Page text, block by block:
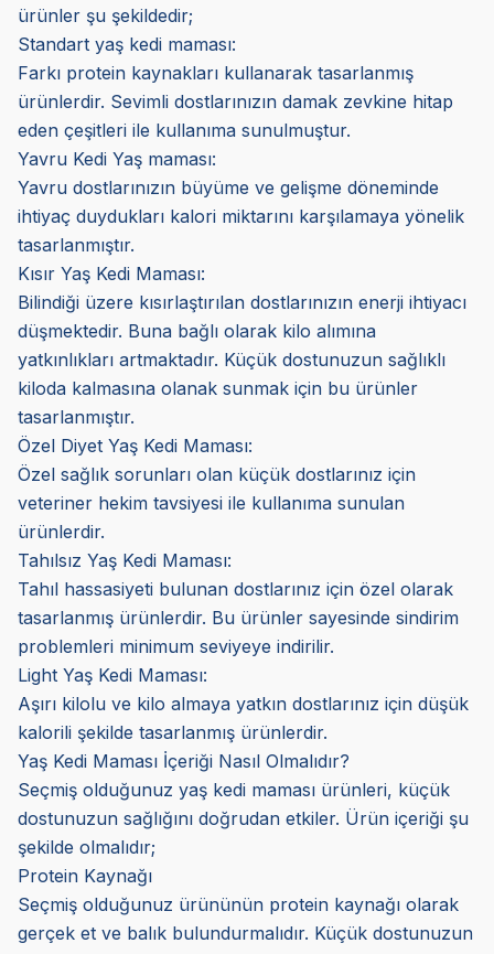
ürünler şu şekildedir;
Standart yaş kedi maması:
Farkı protein kaynakları kullanarak tasarlanmış
ürünlerdir. Sevimli dostlarınızın damak zevkine hitap
eden çeşitleri ile kullanıma sunulmuştur.
Yavru Kedi Yaş maması:
Yavru dostlarınızın büyüme ve gelişme döneminde
ihtiyaç duydukları kalori miktarını karşılamaya yönelik
tasarlanmıştır.
Kısır Yaş Kedi Maması:
Bilindiği üzere kısırlaştırılan dostlarınızın enerji ihtiyacı
düşmektedir. Buna bağlı olarak kilo alımına
yatkınlıkları artmaktadır. Küçük dostunuzun sağlıklı
kiloda kalmasına olanak sunmak için bu ürünler
tasarlanmıştır.
Özel Diyet Yaş Kedi Maması:
Özel sağlık sorunları olan küçük dostlarınız için
veteriner hekim tavsiyesi ile kullanıma sunulan
ürünlerdir.
Tahılsız Yaş Kedi Maması:
Tahıl hassasiyeti bulunan dostlarınız için özel olarak
tasarlanmış ürünlerdir. Bu ürünler sayesinde sindirim
problemleri minimum seviyeye indirilir.
Light Yaş Kedi Maması:
Aşırı kilolu ve kilo almaya yatkın dostlarınız için düşük
kalorili şekilde tasarlanmış ürünlerdir.
Yaş Kedi Maması İçeriği Nasıl Olmalıdır?
Seçmiş olduğunuz yaş kedi maması ürünleri, küçük
dostunuzun sağlığını doğrudan etkiler. Ürün içeriği şu
şekilde olmalıdır;
Protein Kaynağı
Seçmiş olduğunuz ürününün protein kaynağı olarak
gerçek et ve balık bulundurmalıdır. Küçük dostunuzun